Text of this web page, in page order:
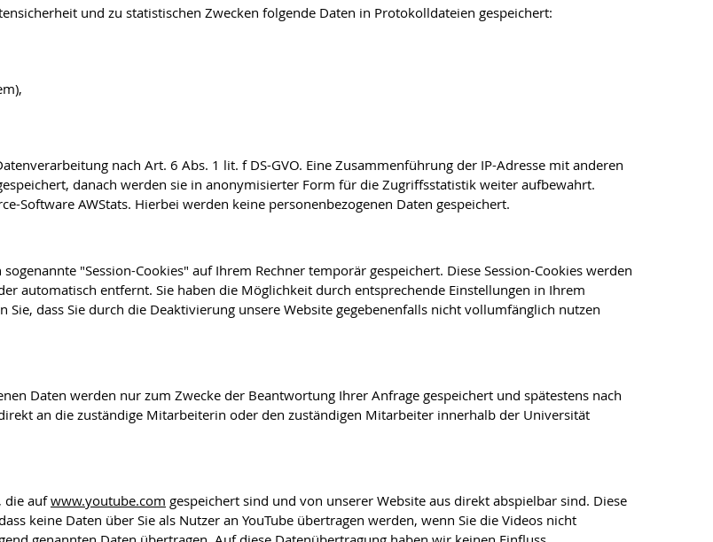
und zu statistischen Zwecken folgende Daten in Protokolldateien gespeichert:
nach Art. 6 Abs. 1 lit. f DS-GVO. Eine Zusammenführung der IP-Adresse mit anderen
danach werden sie in anonymisierter Form für die Zugriffsstatistik weiter aufbewahrt.
Software AWStats. Hierbei werden keine personenbezogenen Daten gespeichert.
"Session-Cookies" auf Ihrem Rechner temporär gespeichert. Diese Session-Cookies werden
automatisch entfernt. Sie haben die Möglichkeit durch entsprechende Einstellungen in Ihrem
dass Sie durch die Deaktivierung unsere Website gegebenenfalls nicht vollumfänglich nutzen
Daten werden nur zum Zwecke der Beantwortung Ihrer Anfrage gespeichert und spätestens nach
an die zuständige Mitarbeiterin oder den zuständigen Mitarbeiter innerhalb der Universität
die aufwww.youtube.com gespeichert sind und von unserer Website aus direkt abspielbar sind. Diese
keine Daten über Sie als Nutzer an YouTube übertragen werden, wenn Sie die Videos nicht